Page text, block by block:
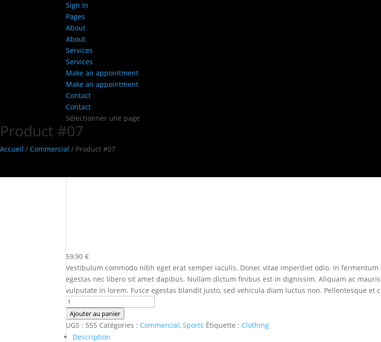
Sign In
Pages
About
About
Services
Services
Make an appointment
Make an appointment
Contact
Contact
Sélectionner une page
Product #07
Accueil / Commercial / Product #07
59,90€
Vestibulum commodo nibh eget erat semper iaculis. Donec vitae imperdiet odio. In
egestas nec libero sit amet dapibus. Nullam dictum finibus est in dignissim. Aliquam ac
vulputate in lorem. Fusce egestas blandit justo, sed vehicula diam luctus non. Pellentesque et
quantité
de
Product
#07
Ajouter au panier
UGS : 555 Catégories : Commercial,Sports Étiquette : Clothing
Description